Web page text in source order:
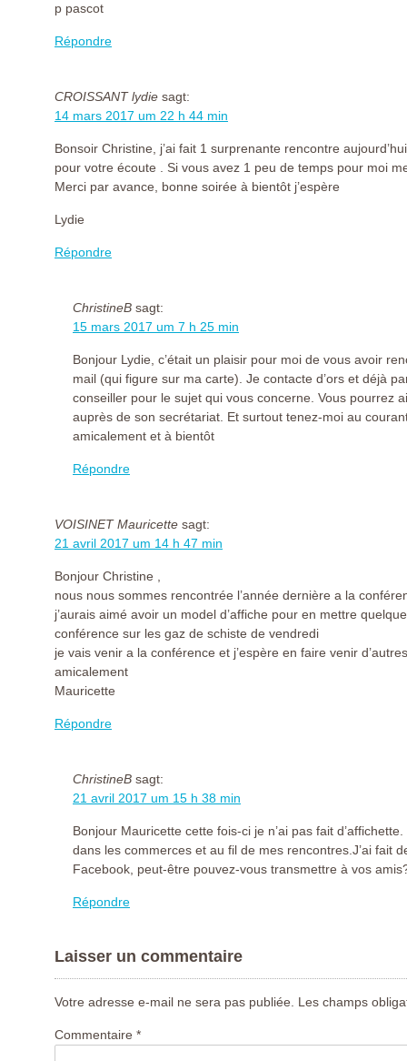
p pascot
Répondre
CROISSANT lydie sagt:
14 mars 2017 um 22 h 44 min
Bonsoir Christine, j’ai fait 1 surprenante rencontre
pour votre écoute . Si vous avez 1 peu de temps pour moi
Merci par avance, bonne soirée à bientôt j’espère
Lydie
Répondre
ChristineB sagt:
15 mars 2017 um 7 h 25 min
Bonjour Lydie, c’était un plaisir pour moi de vous avoir
mail (qui figure sur ma carte). Je contacte d’ors et déjà
conseiller pour le sujet qui vous concerne. Vous pourrez
auprès de son secrétariat. Et surtout tenez-moi au
amicalement et à bientôt
Répondre
VOISINET Mauricette sagt:
21 avril 2017 um 14 h 47 min
Bonjour Christine ,
nous nous sommes rencontrée l’année dernière a la
j’aurais aimé avoir un model d’affiche pour en mettre
conférence sur les gaz de schiste de vendredi
je vais venir a la conférence et j’espère en faire venir d’autres
amicalement
Mauricette
Répondre
ChristineB sagt:
21 avril 2017 um 15 h 38 min
Bonjour Mauricette cette fois-ci je n’ai pas fait
dans les commerces et au fil de mes rencontres.J’ai fait
Facebook, peut-être pouvez-vous transmettre à vos
Répondre
Laisser un commentaire
Votre adresse e-mail ne sera pas publiée. Les champs
Commentaire *